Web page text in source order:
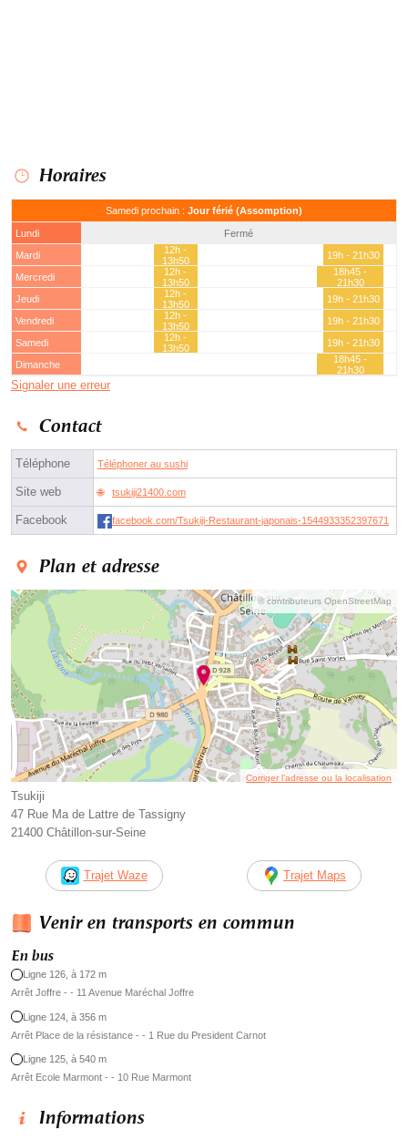
Horaires
Samedi prochain : Jour férié (Assomption)
Lundi
Fermé
Mardi
12h -
13h50
19h - 21h30
Mercredi
12h -
13h50
18h45 -
21h30
Jeudi
12h -
13h50
19h - 21h30
Vendredi
12h -
13h50
19h - 21h30
Samedi
12h -
13h50
19h - 21h30
Dimanche
18h45 -
21h30
Signaler une erreur
Contact
Téléphone Téléphoner au sushi
Site web tsukiji21400.com
Facebook facebook.com/Tsukiji-Restaurant-japonais-1544933352397671
Plan et adresse
© contributeurs OpenStreetMap
Corriger l’adresse ou la localisation
Tsukiji
47 Rue Ma de Lattre de Tassigny
21400 Châtillon-sur-Seine
Trajet Waze Trajet Maps
Venir en transports en commun
En bus
Ligne 126, à 172 m
Arrêt Joffre - - 11 Avenue Maréchal Joffre
Ligne 124, à 356 m
Arrêt Place de la résistance - - 1 Rue du President Carnot
Ligne 125, à 540 m
Arrêt Ecole Marmont - - 10 Rue Marmont
Informations